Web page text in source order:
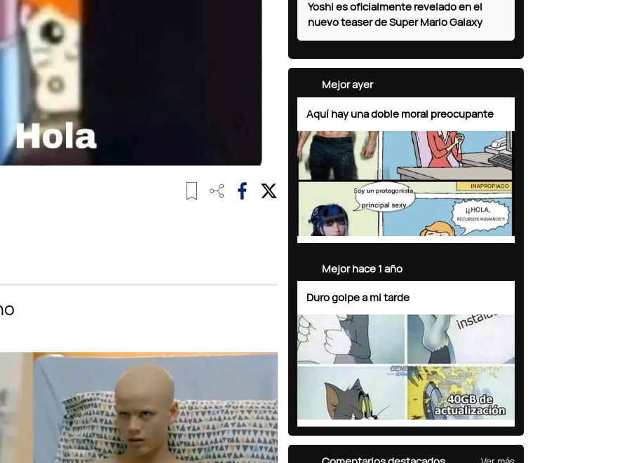
Yoshi es oficialmente revelado en el
nuevo teaser de Super Mario Galaxy
Mejor ayer
Aquí hay una doble moral preocupante
Mejor hace 1 año
Duro golpe a mi tarde